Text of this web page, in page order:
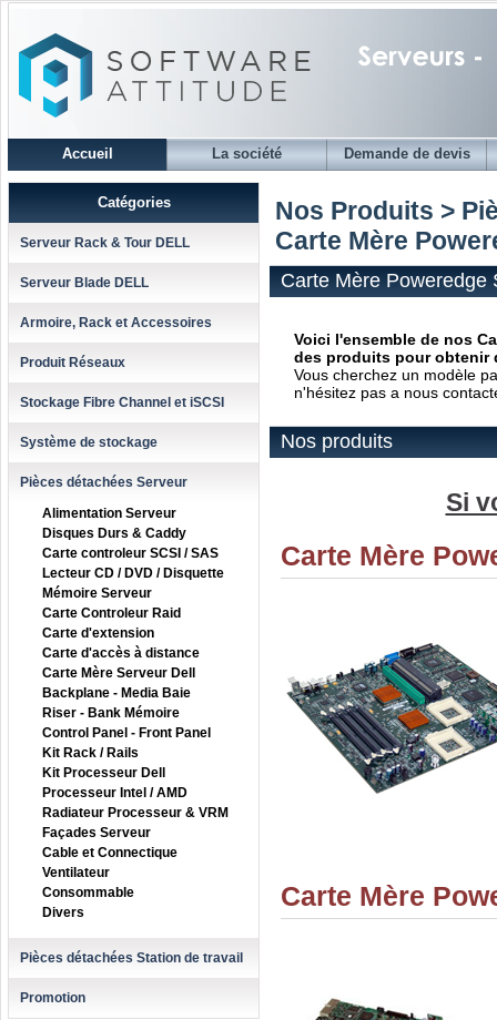
Accueil La société Demande de devis
Catégories
Serveur Rack & Tour DELL
Serveur Blade DELL
Armoire, Rack et Accessoires
Produit Réseaux
Stockage Fibre Channel et iSCSI
Système de stockage
Pièces détachées Serveur
Alimentation Serveur
Disques Durs & Caddy
Carte controleur SCSI / SAS
Lecteur CD / DVD / Disquette
Mémoire Serveur
Carte Controleur Raid
Carte d'extension
Carte d'accès à distance
Carte Mère Serveur Dell
Backplane - Media Baie
Riser - Bank Mémoire
Control Panel - Front Panel
Kit Rack / Rails
Kit Processeur Dell
Processeur Intel / AMD
Radiateur Processeur & VRM
Façades Serveur
Cable et Connectique
Ventilateur
Consommable
Divers
Pièces détachées Station de travail
Promotion
Nos Produits >
Carte Mère
Carte Mère Poweredge
Voici l'ensemble de nos
des produits pour obtenir
Vous cherchez un modèle
n'hésitez pas a nous
Nos produits
Si
Carte Mère
Carte Mère